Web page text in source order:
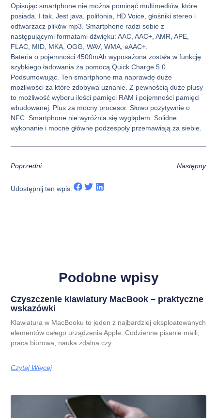
Opisując smartphone nie można pominąć multimediów, które
posiada. I tak. Jest java, polifonia, HD Voice, głośniki stereo i
odtwarzacz plików mp3. Smartphone radzi sobie z
następującymi formatami dźwięku: AAC, AAC+, AMR, APE,
FLAC, MID, MKA, OGG, WAV, WMA, eAAC+.
Bateria o pojemności 4500mAh wyposażona została w funkcję
szybkiego ładowania za pomocą Quick Charge 5.0.
Podsumowując. Ten smartphone ma naprawdę duże
możliwości za które zdobywa uznanie. Z pewnością duże plusy
to możliwość wyboru ilości pamięci RAM i pojemności pamięci
wbudowanej. Plus za mocny procesor. Słowo pozytywnie o
NFC. Smartphone nie wyróżnia się wyglądem. Solidne
wykonanie i mocne główne podzespoły przemawiają za siebie.
Poprzedni Następny
Udostępnij ten wpis:
Podobne wpisy
Czyszczenie klawiatury MacBook – praktyczne
wskazówki
Klawiatura w MacBooku to jeden z najbardziej eksploatowanych
elementów całego urządzenia Apple. Codzienne pisanie maili,
praca biurowa, nauka zdalna czy
Czytaj Więcej